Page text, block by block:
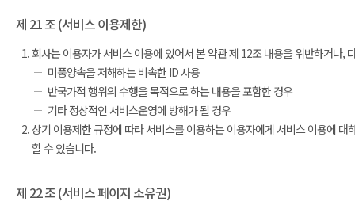
제 21 조 (서비스 이용제한)
회사는 이용자가 서비스 이용에 있어서 본 약관 제 12조 내용을 위반하거나,
미풍양속을 저해하는 비속한 ID 사용
반국가적 행위의 수행을 목적으로 하는 내용을 포함한 경우
기타 정상적인 서비스운영에 방해가 될 경우
상기 이용제한 규정에 따라 서비스를 이용하는 이용자에게 서비스 이용에
할 수 있습니다.
제 22 조 (서비스 페이지 소유권)